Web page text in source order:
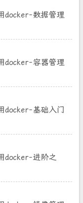
docker-数据管理
docker-容器管理
docker-基础入门
docker-进阶之